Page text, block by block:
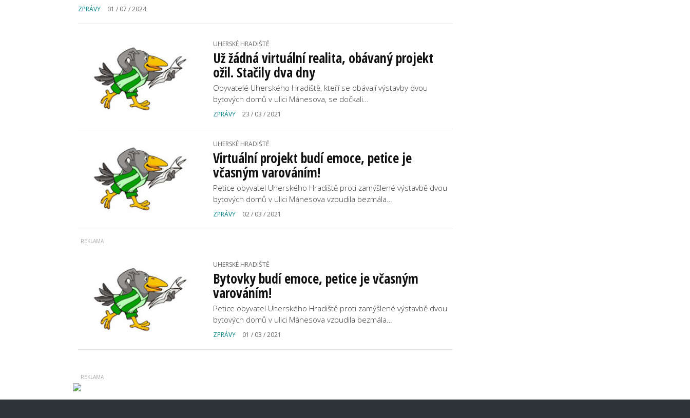
ZPRÁVY 01 / 07 / 2024
UHERSKÉ HRADIŠTĚ
Už žádná virtuální realita, obávaný projekt
ožil. Stačily dva dny
Obyvatelé Uherského Hradiště, kteří se obávají výstavby dvou
bytových domů v ulici Mánesova, se dočkali…
ZPRÁVY 23 / 03 / 2021
UHERSKÉ HRADIŠTĚ
Virtuální projekt budí emoce, petice je
včasným varováním!
Petice obyvatel Uherského Hradiště proti zamýšlené výstavbě dvou
bytových domů v ulici Mánesova vzbudila bezmála…
ZPRÁVY 02 / 03 / 2021
UHERSKÉ HRADIŠTĚ
Bytovky budí emoce, petice je včasným
varováním!
Petice obyvatel Uherského Hradiště proti zamýšlené výstavbě dvou
bytových domů v ulici Mánesova vzbudila bezmála…
ZPRÁVY 01 / 03 / 2021